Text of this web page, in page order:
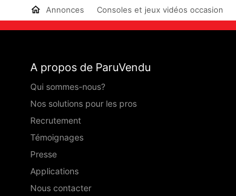
Annonces Consoles et jeux vidéos occasion
A propos de ParuVendu
Qui sommes-nous?
Nos solutions pour les pros
Recrutement
Témoignages
Presse
Applications
Nous contacter